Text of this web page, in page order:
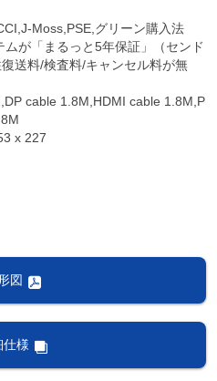
Moss,PSE,グリーン購入法
が「まるっと5年保証」（センド
送料/検査料/キャンセル料が無
cable 1.8M,HDMI cable 1.8M,P
x 227
図
仕様